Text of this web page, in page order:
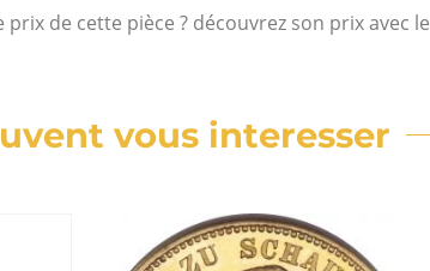
de cette pièce ? découvrez son prix avec le
vous interesser